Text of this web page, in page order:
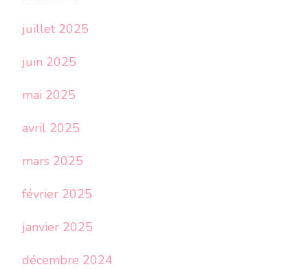
juillet 2025
juin 2025
mai 2025
avril 2025
mars 2025
février 2025
janvier 2025
décembre 2024